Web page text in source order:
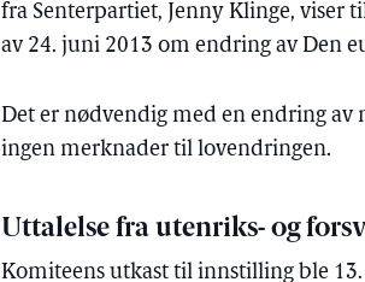
fra Senterpartiet, Jenny Klinge,
av 24. juni 2013 om endring av Den
Det er nødvendig med en endring av
ingen merknader til lovendringen.
Uttalelse fra utenriks- og
Komiteens utkast til innstilling ble